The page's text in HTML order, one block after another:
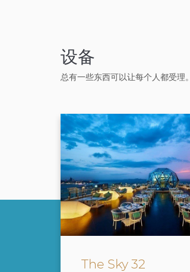
设备
总有一些东西可以让每个人都受理。
Waves & Wind